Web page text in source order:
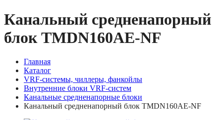
Канальный средненапорный
блок TMDN160AE-NF
Главная
Каталог
VRF-системы, чиллеры, фанкойлы
Внутренние блоки VRF-систем
Канальные средненапорные блоки
Канальный средненапорный блок TMDN160AE-NF